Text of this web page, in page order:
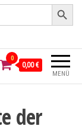
Search Button
MENÜ
0
0,00 €
der